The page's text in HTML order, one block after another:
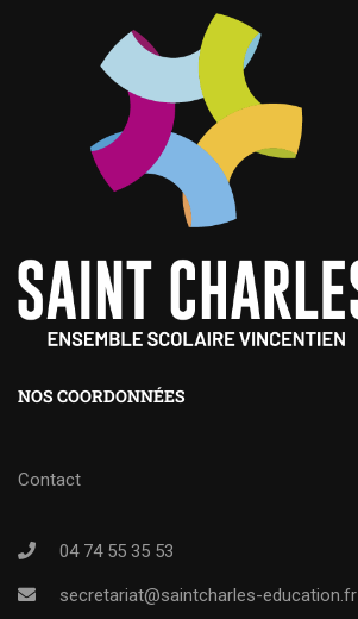
NOS COORDONNÉES
Contact
04 74 55 35 53
secretariat@saintcharles-education.fr